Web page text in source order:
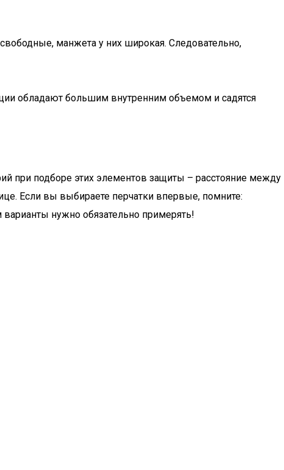
манжета у них широкая. Следовательно,
обладают большим внутренним объемом и садятся
при подборе этих элементов защиты – расстояние между
Если вы выбираете перчатки впервые, помните:
нужно обязательно примерять!